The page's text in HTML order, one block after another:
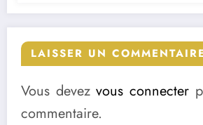
LAISSER UN COMMENTAIRE
Vous devezvous connecter
commentaire.